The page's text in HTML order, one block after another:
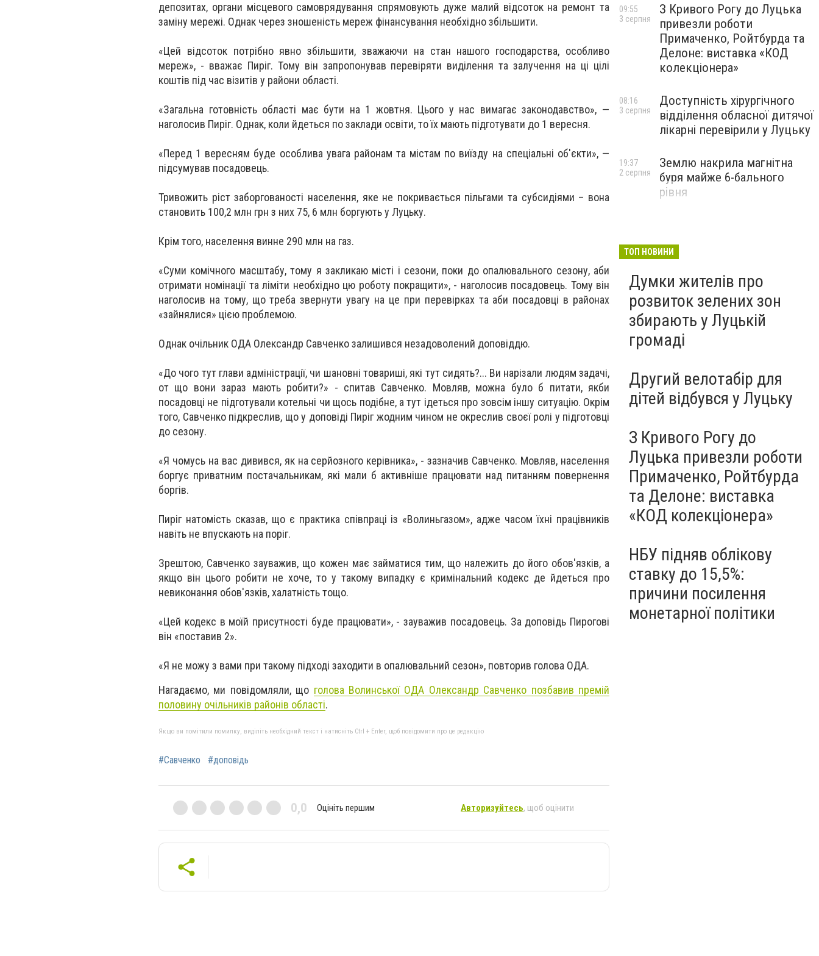
депозитах, органи місцевого самоврядування спрямовують дуже малий відсоток на ремонт та
заміну мережі. Однак через зношеність мереж фінансування необхідно збільшити.
«Цей відсоток потрібно явно збільшити, зважаючи на стан нашого господарства, особливо
мереж», - вважає Пиріг. Тому він запропонував перевіряти виділення та залучення на ці цілі
коштів під час візитів у райони області.
«Загальна готовність області має бути на 1 жовтня. Цього у нас вимагає законодавство», —
наголосив Пиріг. Однак, коли йдеться по заклади освіти, то їх мають підготувати до 1 вересня.
«Перед 1 вересням буде особлива увага районам та містам по виїзду на спеціальні об'єкти», —
підсумував посадовець.
Тривожить ріст заборгованості населення, яке не покривається пільгами та субсидіями – вона
становить 100,2 млн грн з них 75, 6 млн боргують у Луцьку.
Крім того, населення винне 290 млн на газ.
«Суми комічного масштабу, тому я закликаю місті і сезони, поки до опалювального сезону, аби
отримати номінації та ліміти необхідно цю роботу покращити», - наголосив посадовець. Тому він
наголосив на тому, що треба звернути увагу на це при перевірках та аби посадовці в районах
«зайнялися» цією проблемою.
Однак очільник ОДА Олександр Савченко залишився незадоволений доповіддю.
«До чого тут глави адміністрації, чи шановні товариші, які тут сидять?... Ви нарізали людям задачі,
от що вони зараз мають робити?» - спитав Савченко. Мовляв, можна було б питати, якби
посадовці не підготували котельні чи щось подібне, а тут ідеться про зовсім іншу ситуацію. Окрім
того, Савченко підкреслив, що у доповіді Пиріг жодним чином не окреслив своєї ролі у підготовці
до сезону.
«Я чомусь на вас дивився, як на серйозного керівника», - зазначив Савченко. Мовляв, населення
боргує приватним постачальникам, які мали б активніше працювати над питанням повернення
боргів.
Пиріг натомість сказав, що є практика співпраці із «Волиньгазом», адже часом їхні працівників
навіть не впускають на поріг.
Зрештою, Савченко зауважив, що кожен має займатися тим, що належить до його обов'язків, а
якщо він цього робити не хоче, то у такому випадку є кримінальний кодекс де йдеться про
невиконання обов'язків, халатність тощо.
«Цей кодекс в моїй присутності буде працювати», - зауважив посадовець. За доповідь Пирогові
він «поставив 2».
«Я не можу з вами при такому підході заходити в опалювальний сезон», повторив голова ОДА.
Нагадаємо, ми повідомляли, що голова Волинської ОДА Олександр Савченко позбавив премій
половину очільників районів області.
Якщо ви помітили помилку, виділіть необхідний текст і натисніть Ctrl + Enter, щоб повідомити про це редакцію
#Савченко #доповідь
0,0 Оцініть першим Авторизуйтесь, щоб оцінити
З Кривого Рогу до Луцька
привезли роботи
Примаченко, Ройтбурда та
Делоне: виставка «КОД
колекціонера»
09:55
3 серпня
Доступність хірургічного
відділення обласної дитячої
лікарні перевірили у Луцьку
08:16
3 серпня
Землю накрила магнітна
буря майже 6-бального
рівня
19:37
2 серпня
ТОП НОВИНИ
Думки жителів про
розвиток зелених зон
збирають у Луцькій
громаді
Другий велотабір для
дітей відбувся у Луцьку
З Кривого Рогу до
Луцька привезли роботи
Примаченко, Ройтбурда
та Делоне: виставка
«КОД колекціонера»
НБУ підняв облікову
ставку до 15,5%:
причини посилення
монетарної політики